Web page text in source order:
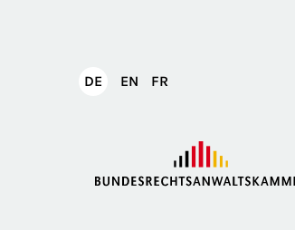
DEDeutsch
EN English
FR